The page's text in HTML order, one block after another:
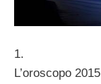
1.
L’oroscopo 2015